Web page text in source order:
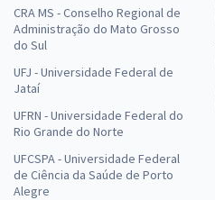
CRA MS - Conselho Regional de
Administração do Mato Grosso
do Sul
UFJ - Universidade Federal de
Jataí
UFRN - Universidade Federal do
Rio Grande do Norte
UFCSPA - Universidade Federal
de Ciência da Saúde de Porto
Alegre